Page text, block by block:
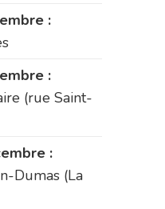
:
:
(rue Saint-
:
Dumas (La